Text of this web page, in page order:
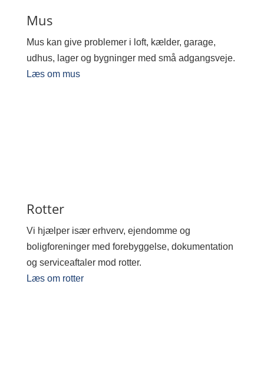
Mus
Mus kan give problemer i loft, kælder, garage,
udhus, lager og bygninger med små adgangsveje.
Læs om mus
Rotter
Vi hjælper især erhverv, ejendomme og
boligforeninger med forebyggelse, dokumentation
og serviceaftaler mod rotter.
Læs om rotter